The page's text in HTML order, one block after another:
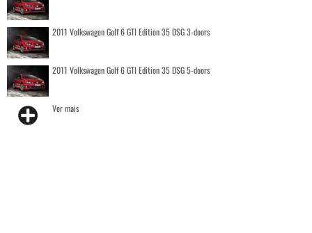
2011 Volkswagen Golf 6 GTI Edition 35 DSG 3-doors
2011 Volkswagen Golf 6 GTI Edition 35 DSG 5-doors
Ver mais